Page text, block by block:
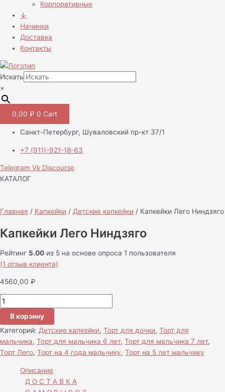
Корпоративные
↓
Начинки
Доставка
Контакты
Искать
×
0,00 ₽ 0 Cart
Санкт-Петербург, Шуваловский пр-кт 37/1
+7 (911)-921-18-63
Telegram Vk Discourse
КАТАЛОГ
Главная / Капкейки / Детские капкейки / Капкейки Лего Ниндзяго
Капкейки Лего Ниндзяго
Рейтинг 5.00 из 5 на основе опроса 1 пользователя
(1 отзыв клиента)
4560,00 ₽
В корзину
Категорий: Детские капкейки, Торт для дочки, Торт для
мальчика, Торт для мальчика 6 лет, Торт для мальчика 7 лет,
Торт Лего, Торт на 4 года мальчику, Торт на 5 лет мальчику
Описание
Д О С Т А В К А